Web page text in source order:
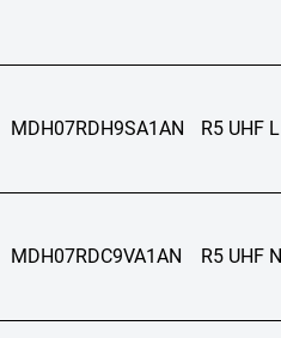
MDH07RDH9SA1AN R5 UHF
MDH07RDC9VA1AN R5 UHF